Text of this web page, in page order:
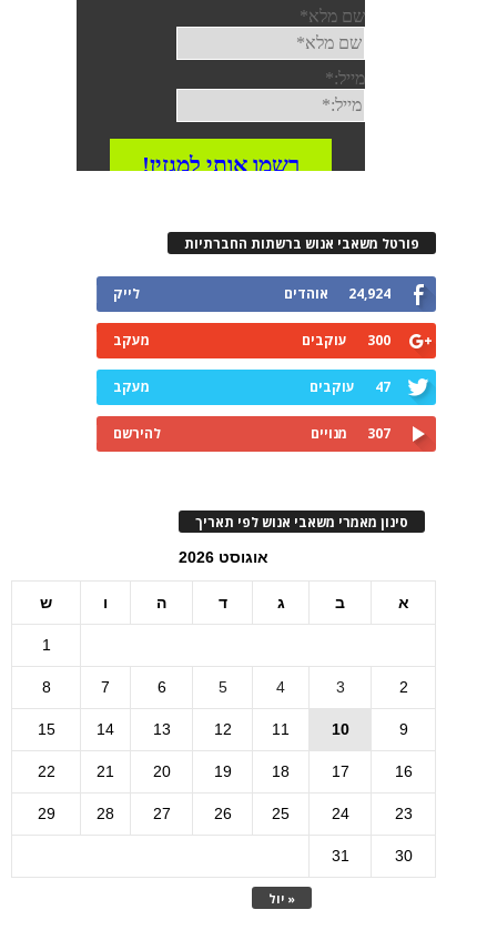
פורטל משאבי אנוש ברשתות החברתיות
24,924 אוהדים לייק
300 עוקבים מעקב
47 עוקבים מעקב
307 מנויים להירשם
סינון מאמרי משאבי אנוש לפי תאריך
אוגוסט 2026
א ב ג ד ה ו ש
« יול
1
2
3
4
5
6
7
8
9
10
11
12
13
14
15
16
17
18
19
20
21
22
23
24
25
26
27
28
29
30
31